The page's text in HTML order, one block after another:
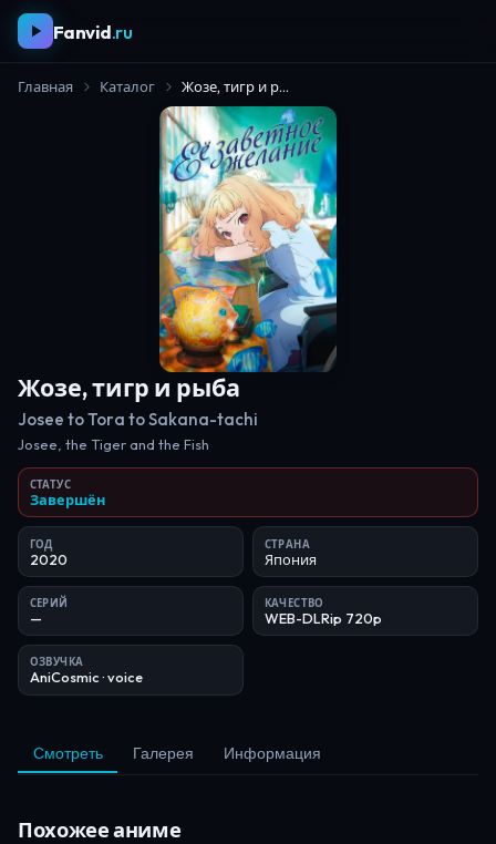
Fanvid.ru
Главная Каталог Жозе, тигр и рыба
Жозе, тигр и рыба
Josee to Tora to Sakana-tachi
Josee, the Tiger and the Fish
СТАТУС
Завершён
ГОД
2020
СТРАНА
Япония
СЕРИЙ
—
КАЧЕСТВО
WEB-DLRip 720p
ОЗВУЧКА
AniCosmic· voice
Смотреть Галерея Информация
Похожее аниме